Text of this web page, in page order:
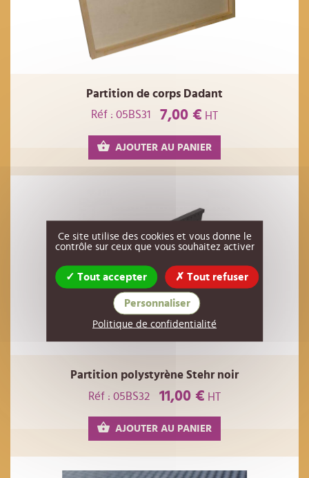
Partition de corps Dadant
Réf : 05BS31
7,00 € HT
AJOUTER AU PANIER
Partition polystyrène Stehr noir
Réf : 05BS32
11,00 € HT
AJOUTER AU PANIER
Ce site utilise des cookies et vous donne le
contrôle sur ceux que vous souhaitez activer
Tout accepter Tout refuser
Personnaliser
Politique de confidentialité